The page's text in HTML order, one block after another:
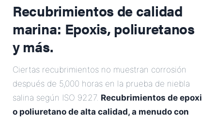
Recubrimientos de calidad
marina: Epoxis, poliuretanos
y más.
Ciertas recubrimientos no muestran corrosión
después de 5,000 horas en la prueba de niebla
salina según ISO 9227. Recubrimientos de epoxi
o poliuretano de alta calidad, a menudo con